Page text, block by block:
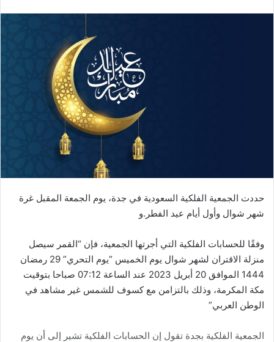
حددت الجمعية الفلكية السعودية في جدة، يوم الجمعة المقبل غرة
شهر شوال وأول أيام عيد الفطر.و
وفقًا للحسابات الفلكية التي أجرتها الجمعية، فإن “القمر سيصل
منزلة الاقتران لشهر شوال يوم الخميس “يوم التحري” 29 رمضان
1444 الموافق 20 أبريل 2023 عند الساعة 07:12 صباحا بتوقيت
مكة المكرمة، وذلك بالتزامن مع كسوف للشمس غير مشاهد في
الوطن العربي”
الجمعية الفلكية بجدة تقول إن الحسابات الفلكية تشير إلى أن يوم